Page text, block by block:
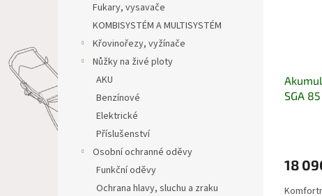
Fukary, vysavače
KOMBISYSTÉM A MULTISYSTÉM
Křovinořezy, vyžínače
Nůžky na živé ploty
AKU
Benzínové
Elektrické
Příslušenství
Osobní ochranné oděvy
Funkční oděvy
Ochrana hlavy, sluchu a zraku
SGA 85
18